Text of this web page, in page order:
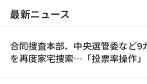
最新ニュース
合同捜査本部、中央選管委など9
を再度家宅捜索…「投票率操作